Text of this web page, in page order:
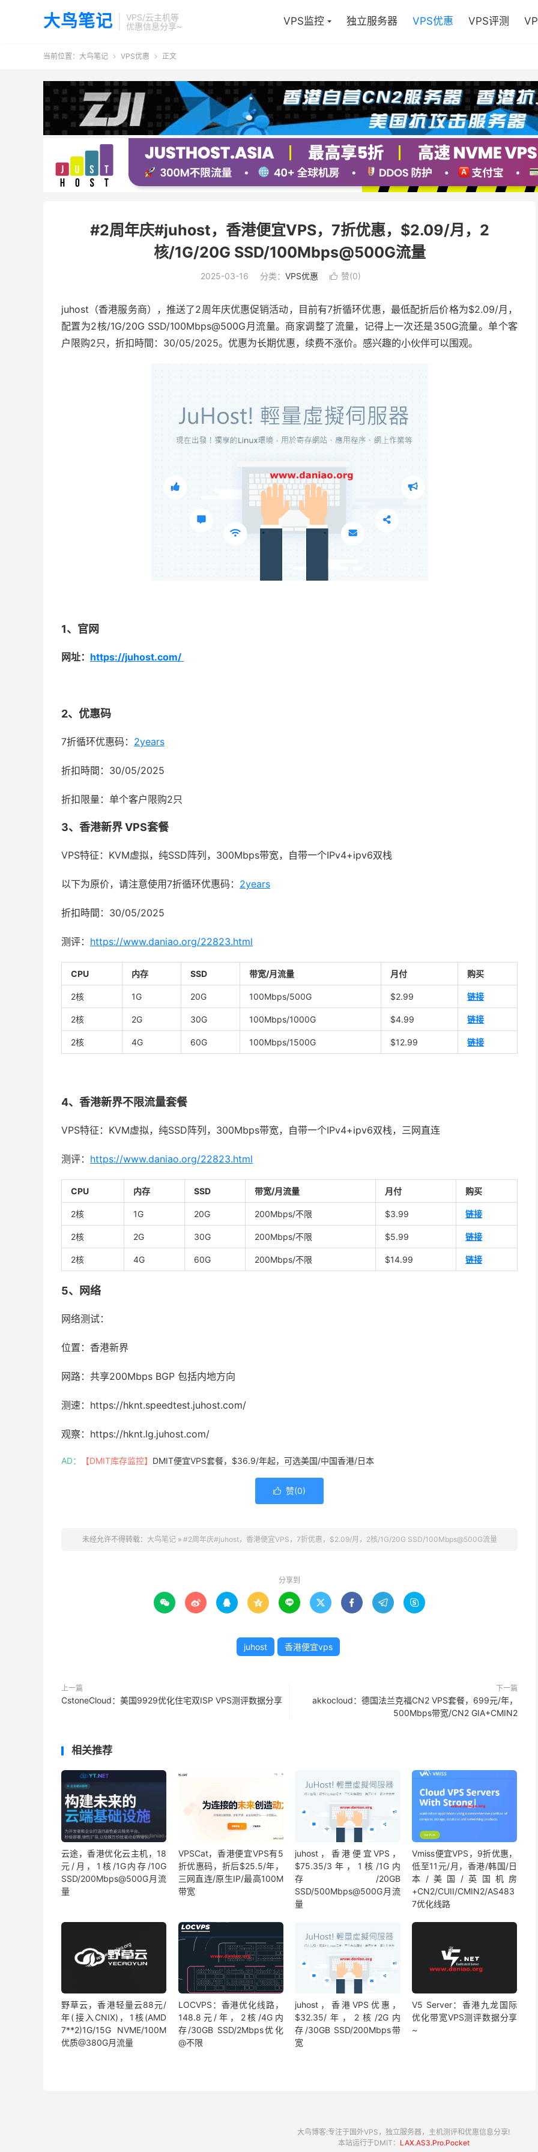
大鸟笔记
VPS/云主机等
优惠信息分享~
VPS监控 独立服务器 VPS优惠 VPS评测
当前位置： 大鸟笔记  VPS优惠  正文
#2周年庆#juhost，香港便宜VPS，7折优惠，$2.09/月，2
核/1G/20G SSD/100Mbps@500G流量
2025-03-16 分类： VPS优惠  赞(0)
juhost（香港服务商），推送了2周年庆优惠促销活动，目前有7折循环优惠，最低配折后价格为$2.09/月，
配置为2核/1G/20G SSD/100Mbps@500G月流量。商家调整了流量，记得上一次还是350G流量。单个客
户限购2只，折扣時間：30/05/2025。优惠为长期优惠，续费不涨价。感兴趣的小伙伴可以围观。
1、官网
网址： https://juhost.com/
2、优惠码
7折循环优惠码： 2years
折扣時間：30/05/2025
折扣限量：单个客户限购2只
3、香港新界 VPS套餐
VPS特征：KVM虚拟，纯SSD阵列，300Mbps带宽，自带一个IPv4+ipv6双栈
以下为原价，请注意使用7折循环优惠码： 2years
折扣時間：30/05/2025
测评： https://www.daniao.org/22823.html
CPU 内存 SSD 带宽/月流量 月付 购买
2核 1G 20G 100Mbps/500G $2.99 链接
2核 2G 30G 100Mbps/1000G $4.99 链接
2核 4G 60G 100Mbps/1500G $12.99 链接
4、香港新界不限流量套餐
VPS特征：KVM虚拟，纯SSD阵列，300Mbps带宽，自带一个IPv4+ipv6双栈，三网直连
测评： https://www.daniao.org/22823.html
CPU 内存 SSD 带宽/月流量 月付 购买
2核 1G 20G 200Mbps/不限 $3.99 链接
2核 2G 30G 200Mbps/不限 $5.99 链接
2核 4G 60G 200Mbps/不限 $14.99 链接
5、网络
网络测试：
位置：香港新界
网路：共享200Mbps BGP 包括内地方向
测速：https://hknt.speedtest.juhost.com/
观察：https://hknt.lg.juhost.com/
AD： 【DMIT库存监控】 DMIT便宜VPS套餐，$36.9/年起，可选美国/中国香港/日本
 赞(0)
未经允许不得转载： 大鸟笔记» #2周年庆#juhost，香港便宜VPS，7折优惠，$2.09/月，2核/1G/20G SSD/100Mbps@500G流量
分享到
        
juhost 香港便宜vps
上一篇
CstoneCloud：美国9929优化住宅双ISP VPS测评数据分享
下一篇
akkocloud：德国法兰克福CN2 VPS套餐，699元/年，
500Mbps带宽/CN2 GIA+CMIN2
相关推荐
云途，香港优化云主机，18
元/月，1核/1G内存/10G
SSD/200Mbps@500G月流
量
VPSCat，香港便宜VPS有5
折优惠码，折后$25.5/年，
三网直连/原生IP/最高100M
带宽
juhost，香港便宜VPS，
$75.35/3年，1核/1G内
存/20GB
SSD/500Mbps@500G月流
量
Vmiss便宜VPS，9折优惠，
低至11元/月，香港/韩国/日
本/美国/英国机房
+CN2/CUII/CMIN2/AS483
7优化线路
野草云，香港轻量云88元/
年(接入CNIX)，1核(AMD
7**2)1G/15G NVME/100M
优质@380G月流量
LOCVPS：香港优化线路，
148.8元/年，2核/4G内
存/30GB SSD/2Mbps优化
@不限
juhost，香港VPS优惠，
$32.35/年，2核/2G内
存/30GB SSD/200Mbps带
宽
V5 Server：香港九龙国际
优化带宽VPS测评数据分享
~
大鸟博客:专注于国外VPS，独立服务器，主机测评和优惠信息分享!
本站运行于DMIT： LAX.AS3.Pro.Pocket